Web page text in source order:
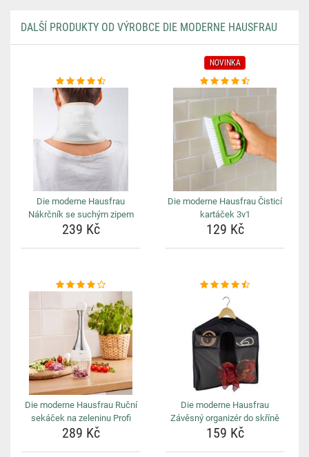
DALŠÍ PRODUKTY OD VÝROBCE DIE MODERNE HAUSFRAU
Die moderne Hausfrau
Nákrčník se suchým zipem
239 Kč
NOVINKA
Die moderne Hausfrau Čisticí
kartáček 3v1
129 Kč
Die moderne Hausfrau Ruční
sekáček na zeleninu Profi
289 Kč
Die moderne Hausfrau
Závěsný organizér do skříně
159 Kč